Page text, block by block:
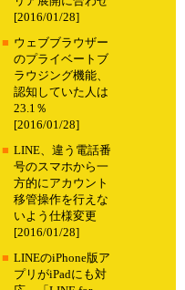
[2016/01/28]
■ ウェブブラウザー
のプライベートブ
ラウジング機能、
認知していた人は
23.1％
[2016/01/28]
■ LINE、違う電話番
号のスマホから一
方的にアカウント
移管操作を行えな
いよう仕様変更
[2016/01/28]
■ LINEのiPhone版ア
プリがiPadにも対